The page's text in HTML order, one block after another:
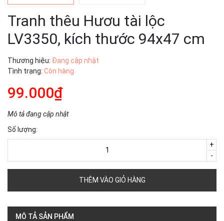
Tranh thêu Hươu tài lộc
LV3350, kích thước 94x47 cm
Thương hiệu: Đang cập nhật
Tình trạng: Còn hàng
99.000₫
Mô tả đang cập nhật
Số lượng:
-
+
THÊM VÀO GIỎ HÀNG
MÔ TẢ SẢN PHẨM